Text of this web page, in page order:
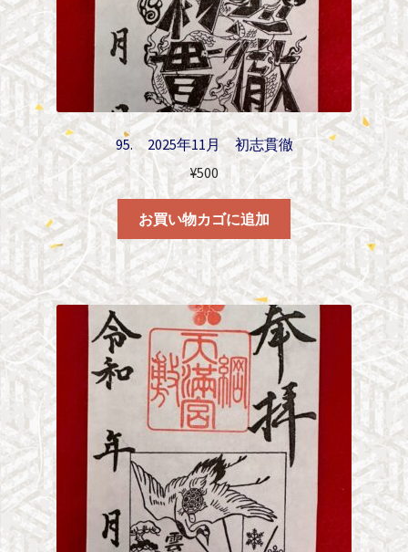
95. 2025年11月 初志貫徹
¥500
お買い物カゴに追加